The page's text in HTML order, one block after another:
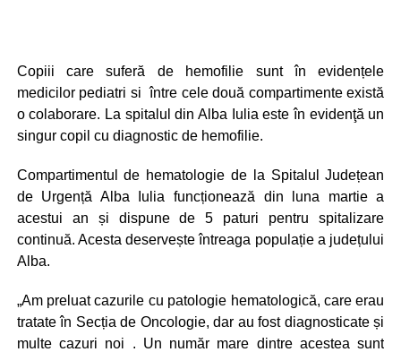
Copiii care suferă de hemofilie sunt în evidențele
medicilor pediatri si între cele două compartimente există
o colaborare. La spitalul din Alba Iulia este în evidenţă un
singur copil cu diagnostic de hemofilie.
Compartimentul de hematologie de la Spitalul Județean
de Urgență Alba Iulia funcționează din luna martie a
acestui an și dispune de 5 paturi pentru spitalizare
continuă. Acesta deservește întreaga populație a județului
Alba.
„Am preluat cazurile cu patologie hematologică, care erau
tratate în Secția de Oncologie, dar au fost diagnosticate și
multe cazuri noi . Un număr mare dintre acestea sunt